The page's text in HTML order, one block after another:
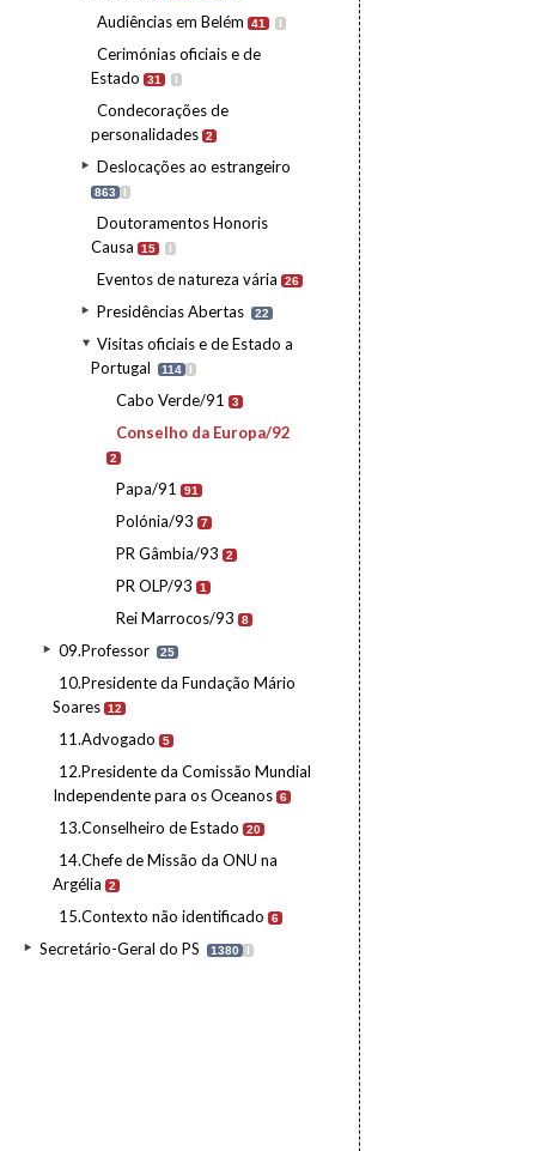
Audiências em Belém 41 I
Cerimónias oficiais e de
Estado
31 I
Condecorações de
personalidades 2
Deslocações ao estrangeiro
863 I
Doutoramentos Honoris
Causa
15 I
Eventos de natureza vária 26
Presidências Abertas 22
Visitas oficiais e de Estado a
Portugal
114 I
Cabo Verde/91 3
Conselho da Europa/92
2
Papa/91 91
Polónia/93 7
PR Gâmbia/93 2
PR OLP/93 1
Rei Marrocos/93 8
09.Professor 25
10.Presidente da Fundação Mário
Soares 12
11.Advogado 5
12.Presidente da Comissão Mundial
Independente para os Oceanos 6
13.Conselheiro de Estado 20
14.Chefe de Missão da ONU na
Argélia
2
15.Contexto não identificado 6
Secretário-Geral do PS 1380 I